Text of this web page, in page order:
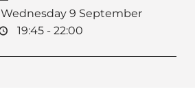
Wednesday 9 September
19:45 - 22:00